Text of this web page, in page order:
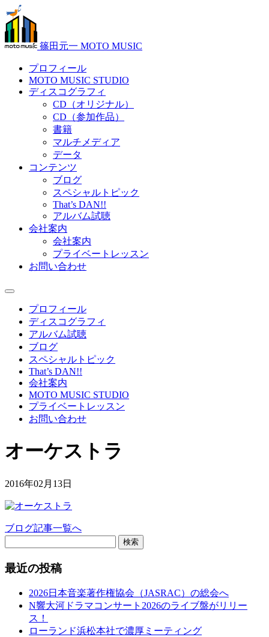
篠田元一 MOTO MUSIC
プロフィール
MOTO MUSIC STUDIO
ディスコグラフィ
CD（オリジナル）
CD（参加作品）
書籍
マルチメディア
データ
コンテンツ
ブログ
スペシャルトピック
That’s DAN!!
アルバム試聴
会社案内
会社案内
プライベートレッスン
お問い合わせ
プロフィール
ディスコグラフィ
アルバム試聴
ブログ
スペシャルトピック
That’s DAN!!
会社案内
MOTO MUSIC STUDIO
プライベートレッスン
お問い合わせ
オーケストラ
2016年02月13日
ブログ記事一覧へ
検索
最近の投稿
2026日本音楽著作権協会（JASRAC）の総会へ
N響大河ドラマコンサート2026のライブ盤がリリー
ス！
ローランド浜松本社で濃厚ミーティング